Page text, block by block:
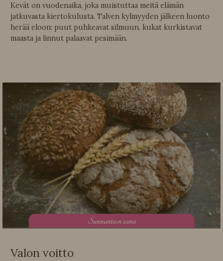
Kevät on vuodenaika, joka muistuttaa meitä elämän
jatkuvasta kiertokulusta. Talven kylmyyden jälkeen luonto
herää eloon: puut puhkeavat silmuun, kukat kurkistavat
maasta ja linnut palaavat pesimään.
Sunnuntain sana
Valon voitto